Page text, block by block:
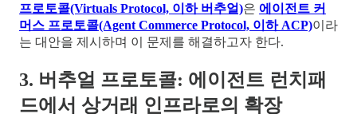
프로토콜(Virtuals Protocol, 이하 버추얼)은 에이전트 커
머스 프로토콜(Agent Commerce Protocol, 이하 ACP)이라
는 대안을 제시하며 이 문제를 해결하고자 한다.
3. 버추얼 프로토콜: 에이전트 런치패
드에서 상거래 인프라로의 확장